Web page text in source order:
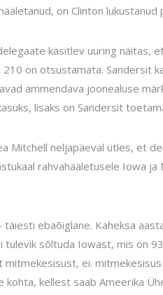
on Clinton lukustanud
käsitlev uuring näitas,
on otsustamata. Sandersit
ammendava joonealuse
lisaks on Sandersit
Mitchell neljapäeval ütles, et
rahvahääletusele Iowa ja
ebaõiglane. Kaheksa
sõltuda Iowast, mis on
ei. mitmekesisus
kellest saab Ameerika